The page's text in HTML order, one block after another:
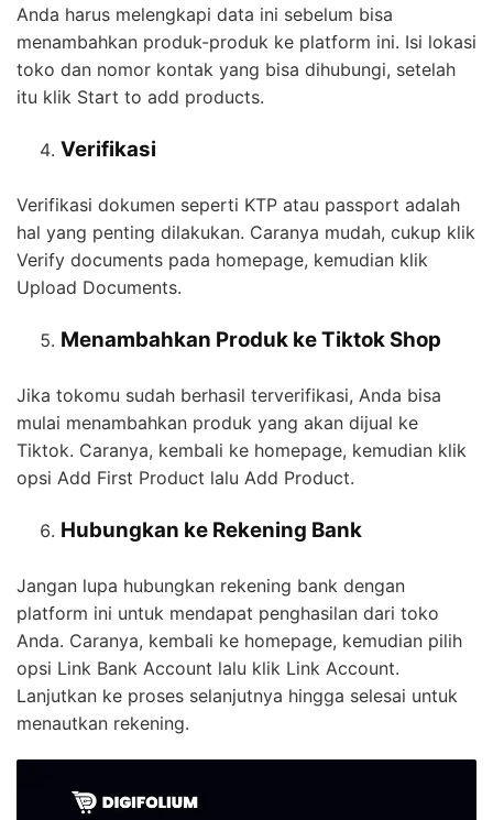
Anda harus melengkapi data ini sebelum bisa
menambahkan produk-produk ke platform ini. Isi lokasi
toko dan nomor kontak yang bisa dihubungi, setelah
itu klik Start to add products.
Verifikasi
Verifikasi dokumen seperti KTP atau passport adalah
hal yang penting dilakukan. Caranya mudah, cukup klik
Verify documents pada homepage, kemudian klik
Upload Documents.
Menambahkan Produk ke Tiktok Shop
Jika tokomu sudah berhasil terverifikasi, Anda bisa
mulai menambahkan produk yang akan dijual ke
Tiktok. Caranya, kembali ke homepage, kemudian klik
opsi Add First Product lalu Add Product.
Hubungkan ke Rekening Bank
Jangan lupa hubungkan rekening bank dengan
platform ini untuk mendapat penghasilan dari toko
Anda. Caranya, kembali ke homepage, kemudian pilih
opsi Link Bank Account lalu klik Link Account.
Lanjutkan ke proses selanjutnya hingga selesai untuk
menautkan rekening.